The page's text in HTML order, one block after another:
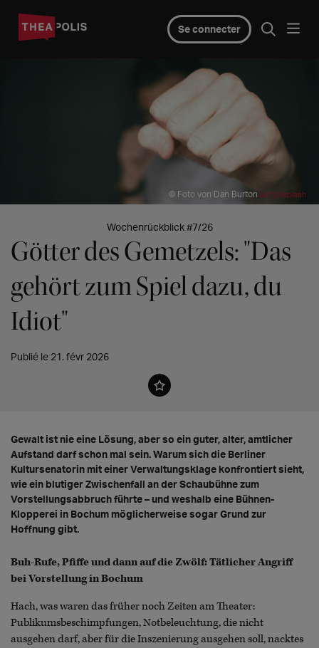
Se connecter
© Foto von Dan Burton auf Unsplash
Wochenrückblick #7/26
Götter des Gemetzels: "Das
gehört zum Spiel dazu, du
Idiot"
Publié le 21. févr 2026
Gewalt ist nie eine Lösung, aber so ein guter, alter, amtlicher
Aufstand darf schon mal sein. Warum sich die Berliner
Kultursenatorin mit einer Verwaltungsklage konfrontiert sieht,
wie ein blutiger Zwischenfall an der Schaubühne zum
Vorstellungsabbruch führte – und weshalb eine Bühnen-
Klopperei in Bochum möglicherweise sogar Grund zur
Hoffnung gibt.
Buh-Rufe, Pfiffe und dann auf die Zwölf: Tätlicher Angriff
bei Vorstellung in Bochum
Hach, was waren das früher noch Zeiten am Theater:
Publikumsbeschimpfungen, Notbeleuchtung, die nicht
ausgehen darf, aber für die Inszenierung ausgehen soll, nacktes